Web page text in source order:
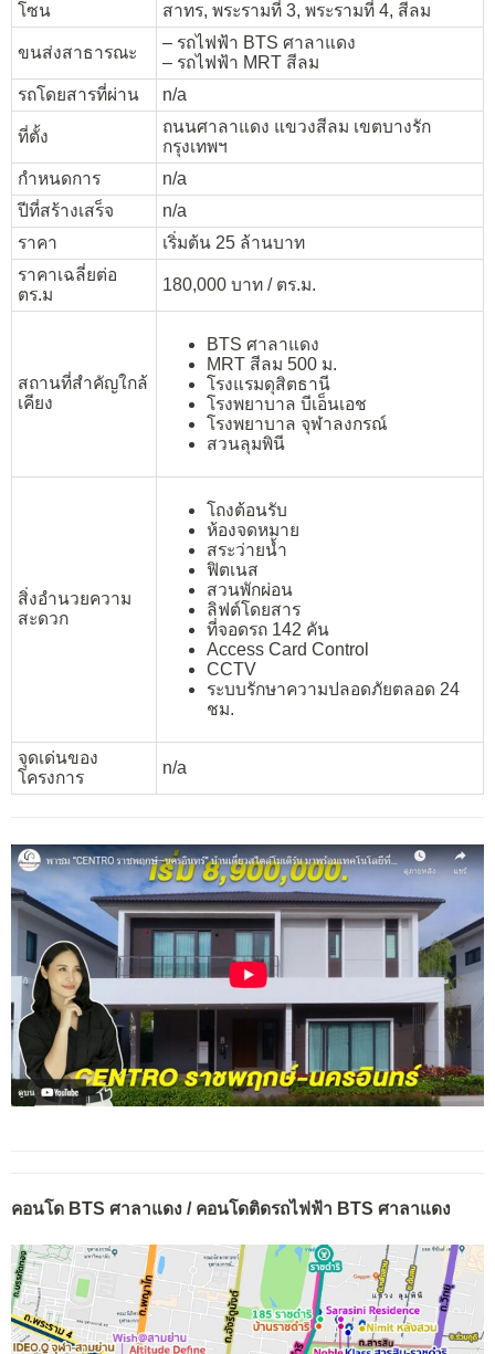
โซน
สาทร, พระรามที่ 3, พระรามที่ 4, สีลม
ขนส่งสาธารณะ
– รถไฟฟ้า BTS ศาลาแดง
– รถไฟฟ้า MRT สีลม
รถโดยสารที่ผ่าน
n/a
ที่ตั้ง
ถนนศาลาแดง แขวงสีลม เขตบางรัก
กรุงเทพฯ
กำหนดการ
n/a
ปีที่สร้างเสร็จ
n/a
ราคา
เริ่มต้น 25 ล้านบาท
ราคาเฉลี่ยต่อ
ตร.ม
180,000 บาท / ตร.ม.
สถานที่สำคัญใกล้
เคียง
BTS ศาลาแดง
MRT สีลม 500 ม.
โรงแรมดุสิตธานี
โรงพยาบาล บีเอ็นเอช
โรงพยาบาล จุฬาลงกรณ์
สวนลุมพินี
สิ่งอำนวยความ
สะดวก
โถงต้อนรับ
ห้องจดหมาย
สระว่ายน้ำ
ฟิตเนส
สวนพักผ่อน
ลิฟต์โดยสาร
ที่จอดรถ 142 คัน
Access Card Control
CCTV
ระบบรักษาความปลอดภัยตลอด 24
ชม.
จุดเด่นของ
โครงการ
n/a
คอนโด BTS ศาลาแดง / คอนโดติดรถไฟฟ้า BTS ศาลาแดง